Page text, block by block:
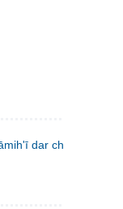
dar chahār pardih